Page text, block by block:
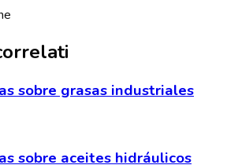
sobre grasas industriales
sobre aceites hidráulicos